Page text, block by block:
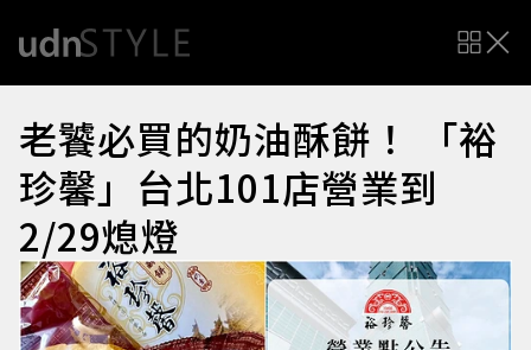
老饕必買的奶油酥餅！ 「裕
珍馨」台北101店營業到
2/29熄燈